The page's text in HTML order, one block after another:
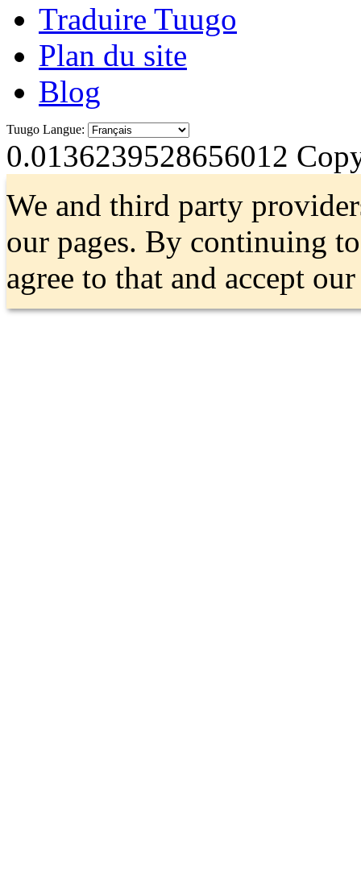
Traduire Tuugo
Plan du site
Blog
Tuugo Langue:
0.0136239528656012
We and third party
our pages. By continuing
agree to that and accept